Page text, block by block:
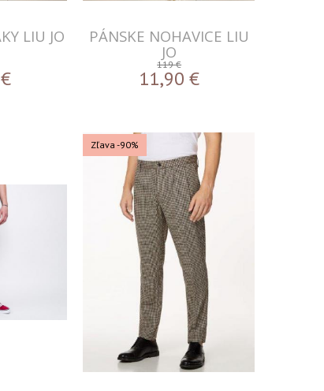
PÁNSKE TEPLÁKY LIU JO
€
PÁNSKE NOHAVICE LIU
JO
119 €
11,90 €
Zľava -90%